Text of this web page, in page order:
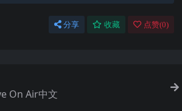
分享 收藏 点赞(0)
On Air中文